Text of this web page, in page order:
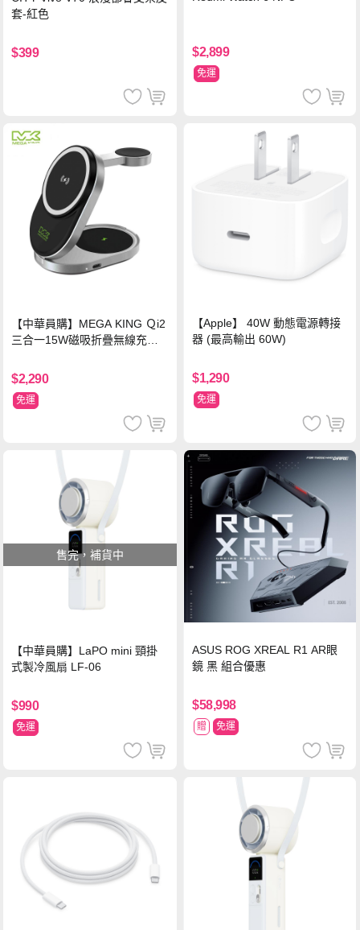
套-紅色
$399 $2,899
免運
【中華員購】MEGA KING Ｑi2
三合一15W磁吸折疊無線充電
$2,290
免運
【Apple】 40W 動態電源轉接
器 (最高輸出 60W)
$1,290
免運
售完，補貨中
【中華員購】LaPO mini 頸掛
式製冷風扇 LF-06
$990
免運
ASUS ROG XREAL R1 AR眼
鏡 黑 組合優惠
$58,998
贈 免運